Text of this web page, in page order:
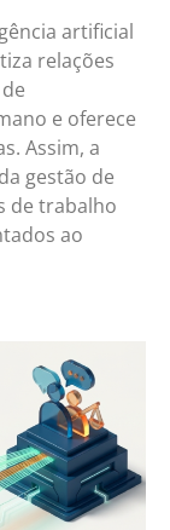
artificial
relações
e oferece
Assim, a
gestão de
de trabalho
ao